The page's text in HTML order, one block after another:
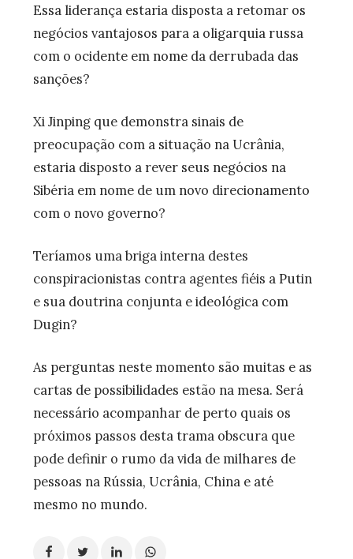
Essa liderança estaria disposta a retomar os
negócios vantajosos para a oligarquia russa
com o ocidente em nome da derrubada das
sanções?
Xi Jinping que demonstra sinais de
preocupação com a situação na Ucrânia,
estaria disposto a rever seus negócios na
Sibéria em nome de um novo direcionamento
com o novo governo?
Teríamos uma briga interna destes
conspiracionistas contra agentes fiéis a Putin
e sua doutrina conjunta e ideológica com
Dugin?
As perguntas neste momento são muitas e as
cartas de possibilidades estão na mesa. Será
necessário acompanhar de perto quais os
próximos passos desta trama obscura que
pode definir o rumo da vida de milhares de
pessoas na Rússia, Ucrânia, China e até
mesmo no mundo.